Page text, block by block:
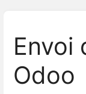
Envoi
Odoo